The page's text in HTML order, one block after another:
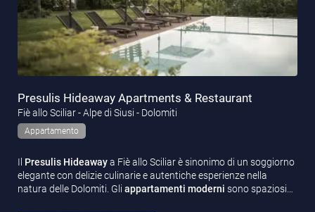
Presulis Hideaway Apartments & Restaurant
Fiè allo Sciliar - Alpe di Siusi - Dolomiti
Appartamento
Il Presulis Hideawaya Fiè allo Sciliar è sinonimo di un soggiorno
elegante con delizie culinarie e autentiche esperienze nella
natura delle Dolomiti. Gli appartamenti moderni sono spaziosi…